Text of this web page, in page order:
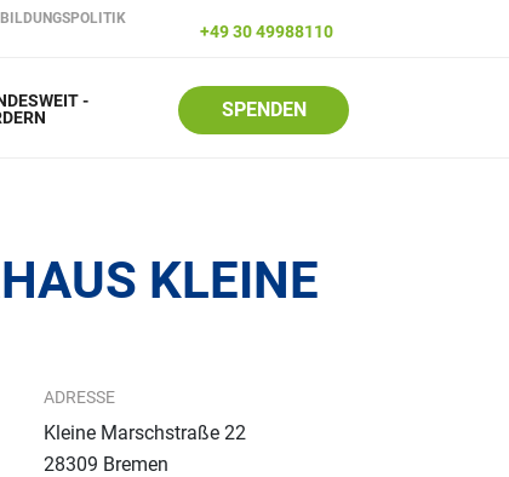
-
+49 30 49988110
SPENDEN
KLEINE
ADRESSE
Kleine Marschstraße 22
28309 Bremen